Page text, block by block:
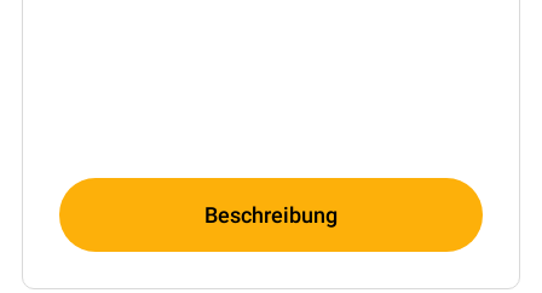
Beschreibung